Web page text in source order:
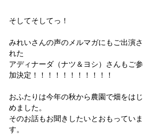
そしてそしてっ！
みれいさんの声のメルマガにもご出演さ
れた
アディナーダ（ナツ＆ヨシ）さんもご参
加決定！！！！！！！！！！！
おふたりは今年の秋から農園で畑をはじ
めました。
そのお話もお聞きしたいとおもっていま
す。